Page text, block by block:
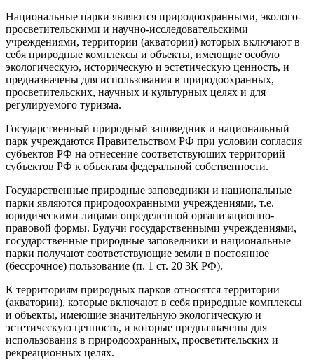
Национальные парки являются природоохранными, эколого-
просветительскими и научно-исследовательскими
учреждениями, территории (акватории) которых включают в
себя природные комплексы и объекты, имеющие особую
экологическую, историческую и эстетическую ценность, и
предназначены для использования в природоохранных,
просветительских, научных и культурных целях и для
регулируемого туризма.
Государственный природный заповедник и национальный
парк учреждаются Правительством РФ при условии согласия
субъектов РФ на отнесение соответствующих территорий
субъектов РФ к объектам федеральной собственности.
Государственные природные заповедники и национальные
парки являются природоохранными учреждениями, т.е.
юридическими лицами определенной организационно-
правовой формы. Будучи государственными учреждениями,
государственные природные заповедники и национальные
парки получают соответствующие земли в постоянное
(бессрочное) пользование (п. 1 ст. 20 ЗК РФ).
К территориям природных парков относятся территории
(акватории), которые включают в себя природные комплексы
и объекты, имеющие значительную экологическую и
эстетическую ценность, и которые предназначены для
использования в природоохранных, просветительских и
рекреационных целях.